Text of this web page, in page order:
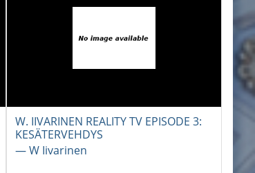
W. IIVARINEN REALITY TV EPISODE 3:
KESÄTERVEHDYS
― W Iivarinen